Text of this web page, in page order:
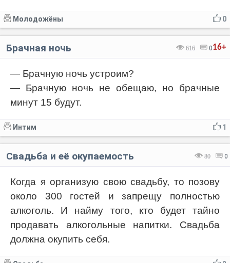
0
Молодожёны
16+
616 0
Брачная ночь
— Брачную ночь устроим?
— Брачную ночь не обещаю, но брачные
минут 15 будут.
1
Интим
80 0
Свадьба и её окупаемость
Когда я организую свою свадьбу, то позову
около 300 гостей и запрещу полностью
алкоголь. И найму того, кто будет тайно
продавать алкогольные напитки. Свадьба
должна окупить себя.